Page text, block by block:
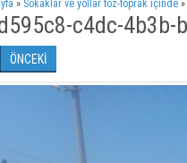
» Sokaklar ve yollar toz-toprak içinde »
c4dc-4b3b-
ÖNCEKİ